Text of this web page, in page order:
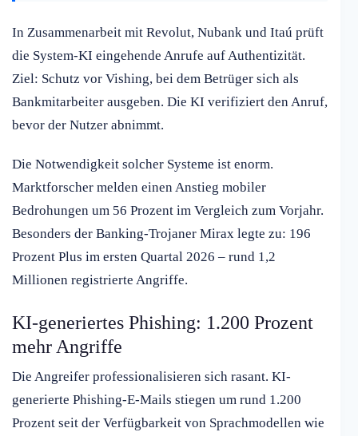
In Zusammenarbeit mit Revolut, Nubank und Itaú prüft
die System-KI eingehende Anrufe auf Authentizität.
Ziel: Schutz vor Vishing, bei dem Betrüger sich als
Bankmitarbeiter ausgeben. Die KI verifiziert den Anruf,
bevor der Nutzer abnimmt.
Die Notwendigkeit solcher Systeme ist enorm.
Marktforscher melden einen Anstieg mobiler
Bedrohungen um 56 Prozent im Vergleich zum Vorjahr.
Besonders der Banking-Trojaner Mirax legte zu: 196
Prozent Plus im ersten Quartal 2026 – rund 1,2
Millionen registrierte Angriffe.
KI-generiertes Phishing: 1.200 Prozent
mehr Angriffe
Die Angreifer professionalisieren sich rasant. KI-
generierte Phishing-E-Mails stiegen um rund 1.200
Prozent seit der Verfügbarkeit von Sprachmodellen wie